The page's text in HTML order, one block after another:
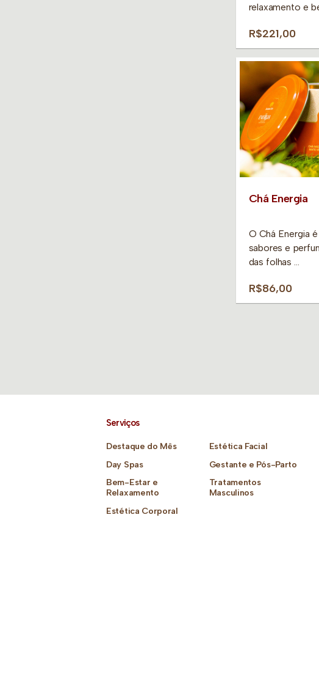
relaxamento e
R$221,00
Chá Energia
O Chá Energia
sabores e
das folhas …
R$86,00
Serviços
Destaque do Mês
Day Spas
Bem-Estar e
Relaxamento
Estética Corporal
Estética Facial
Gestante e Pós-Parto
Tratamentos
Masculinos